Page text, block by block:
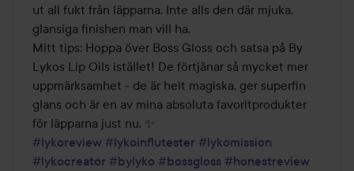
ut all fukt från läpparna. Inte alls den där mjuka,
glansiga finishen man vill ha.
Mitt tips: Hoppa över Boss Gloss och satsa på By
Lykos Lip Oils istället! De förtjänar så mycket mer
uppmärksamhet - de är helt magiska, ger superfin
glans och är en av mina absoluta favoritprodukter
#lykoreview #lykoinflutester #lykomission
#lykocreator #bylyko #bossgloss #honestreview